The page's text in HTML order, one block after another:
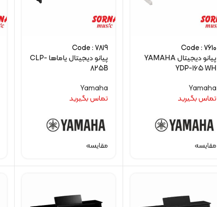
Code : 7610
پیانو دیجیتال YAMAHA
YDP-165 WH
Yamaha
تماس بگیرید
مقایسه
Code : 7819
پیانو دیجیتال یاماها CLP-
825B
Yamaha
تماس بگیرید
مقایسه